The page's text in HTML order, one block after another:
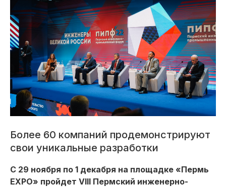
Более 60 компаний продемонстрируют
свои уникальные разработки
С 29 ноября по 1 декабря на площадке «Пермь
EXPO» пройдет VIII Пермский инженерно-